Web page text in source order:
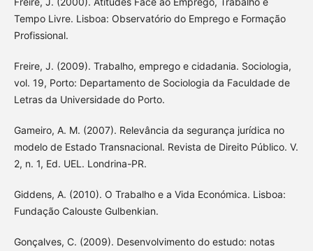
Tempo Livre. Lisboa: Observatório do Emprego e Formação
Profissional.
Freire, J. (2009). Trabalho, emprego e cidadania. Sociologia,
vol. 19, Porto: Departamento de Sociologia da Faculdade de
Letras da Universidade do Porto.
Gameiro, A. M. (2007). Relevância da segurança jurídica no
modelo de Estado Transnacional. Revista de Direito Público. V.
2, n. 1, Ed. UEL. Londrina-PR.
Giddens, A. (2010). O Trabalho e a Vida Económica. Lisboa:
Fundação Calouste Gulbenkian.
Gonçalves, C. (2009). Desenvolvimento do estudo: notas